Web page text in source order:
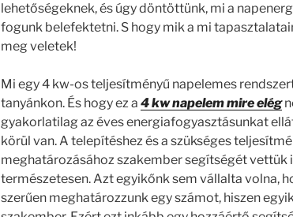
lehetőségeknek, és úgy döntöttünk, mi a
fogunk belefektetni. S hogy mik a mi
meg veletek!
Mi egy 4 kw-os teljesítményű napelemes
tanyánkon. És hogy ez a 4 kw napelem mire elég
gyakorlatilag az éves energiafogyasztásunkat
körül van. A telepítéshez és a szükséges
meghatározásához szakember segítségét vettük
természetesen. Azt egyikőnk sem vállalta volna,
szerűen meghatározzunk egy számot, hiszen